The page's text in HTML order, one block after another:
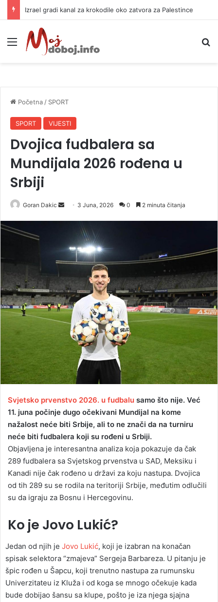
Izrael gradi kanal za krokodile oko zatvora za Palestince
Meni
Početna / SPORT
SPORT VIJESTI
Dvojica fudbalera sa
Mundijala 2026 rođena u
Srbiji
Goran Dakic
a
n
m
a
i
l
3 Juna, 2026 0 2 minuta čitanja
Svjetsko prvenstvo 2026. u fudbalu samo što nije. Već
11. juna počinje dugo očekivani Mundijal na kome
nažalost neće biti Srbije, ali to ne znači da na turniru
neće biti fudbalera koji su rođeni u Srbiji.
Objavljena je interesantna analiza koja pokazuje da čak
289 fudbalera sa Svjetskog prvenstva u SAD, Meksiku i
Kanadi nije čak rođeno u državi za koju nastupa. Dvojica
od tih 289 su se rodila na teritoriji Srbije, međutim odlučili
su da igraju za Bosnu i Hercegovinu.
Ko je Jovo Lukić?
Jedan od njih jeJovo Lukić, koji je izabran na konačan
spisak selektora “zmajeva” Sergeja Barbareza. U pitanju je
špic rođen u Šapcu, koji trenutno nastupa za rumunsku
Univerzitateu iz Kluža i od koga se mnogo očekuje kada
bude dobijao šansu sa klupe, pošto je iza njega sjajna